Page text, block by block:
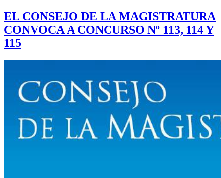
EL CONSEJO DE LA MAGISTRATURA
CONVOCA A CONCURSO Nº 113, 114 Y
115